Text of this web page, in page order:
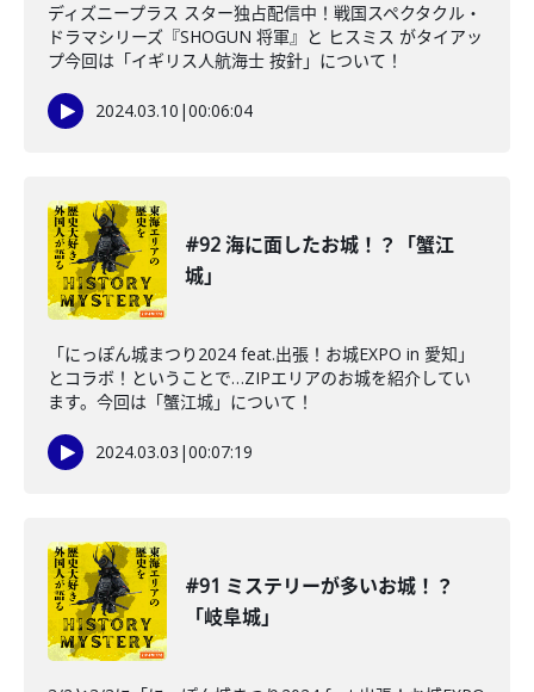
ディズニープラス スター独占配信中！戦国スペクタクル・
ドラマシリーズ『SHOGUN 将軍』と ヒスミス がタイアッ
プ今回は「イギリス人航海士 按針」について！
2024.03.10 |00:06:04
#92 海に面したお城！？「蟹江
城」
「にっぽん城まつり2024 feat.出張！お城EXPO in 愛知」
とコラボ！ということで…ZIPエリアのお城を紹介してい
ます。今回は「蟹江城」について！
2024.03.03 |00:07:19
#91 ミステリーが多いお城！？
「岐阜城」